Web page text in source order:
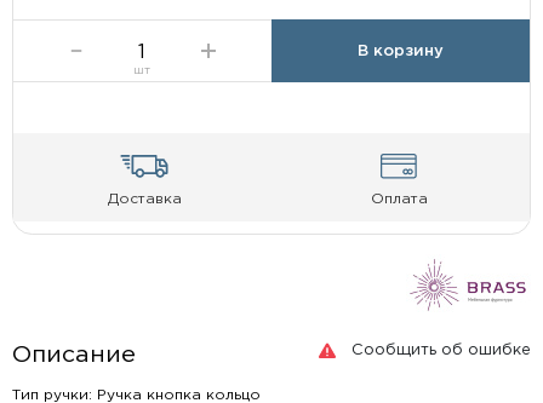
шт
В корзину
Доставка Оплата
Сообщить об ошибке
Описание
Тип ручки: Ручка кнопка кольцо